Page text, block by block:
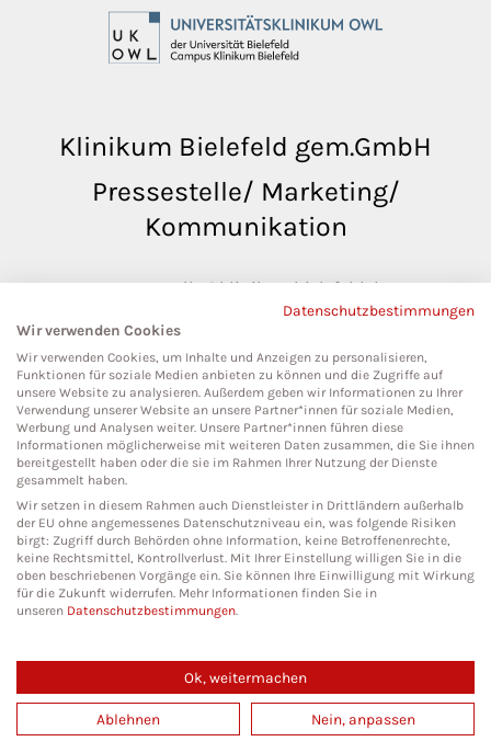
Klinikum Bielefeld gem.GmbH
Pressestelle/ Marketing/
Kommunikation
pressestelle@klinikumbielefeld.de
Teutoburger Str. 50
33604 Bielefeld
Social Media
Copyright 2026. All Rights Reserved.
Impressum
Datenschutz Cookies
Datenschutzbestimmungen
Wir verwenden Cookies
Wir verwenden Cookies, um Inhalte und Anzeigen zu personalisieren,
Funktionen für soziale Medien anbieten zu können und die Zugriffe auf
unsere Website zu analysieren. Außerdem geben wir Informationen zu Ihrer
Verwendung unserer Website an unsere Partner*innen für soziale Medien,
Werbung und Analysen weiter. Unsere Partner*innen führen diese
Informationen möglicherweise mit weiteren Daten zusammen, die Sie ihnen
bereitgestellt haben oder die sie im Rahmen Ihrer Nutzung der Dienste
gesammelt haben.
Wir setzen in diesem Rahmen auch Dienstleister in Drittländern außerhalb
der EU ohne angemessenes Datenschutzniveau ein, was folgende Risiken
birgt: Zugriff durch Behörden ohne Information, keine Betroffenenrechte,
keine Rechtsmittel, Kontrollverlust. Mit Ihrer Einstellung willigen Sie in die
oben beschriebenen Vorgänge ein. Sie können Ihre Einwilligung mit Wirkung
für die Zukunft widerrufen. Mehr Informationen finden Sie in
unseren Datenschutzbestimmungen.
Ok, weitermachen
Ablehnen Nein, anpassen